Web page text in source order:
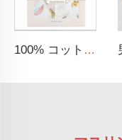
100% コットン セキュリティブランケット 柔らかく通気性のある赤ちゃん用マスリンスワドルブランケット